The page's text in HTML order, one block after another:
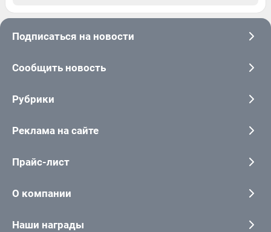
Подписаться на новости
Сообщить новость
Рубрики
Реклама на сайте
Прайс-лист
О компании
Наши награды